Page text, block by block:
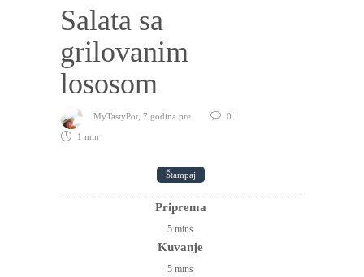
Salata sa
grilovanim
lososom
MyTastyPot, 7 godina pre 0
1 min
Štampaj
Priprema
5 mins
Kuvanje
5 mins